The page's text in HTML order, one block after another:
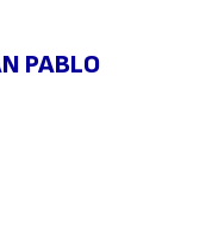
PABLO